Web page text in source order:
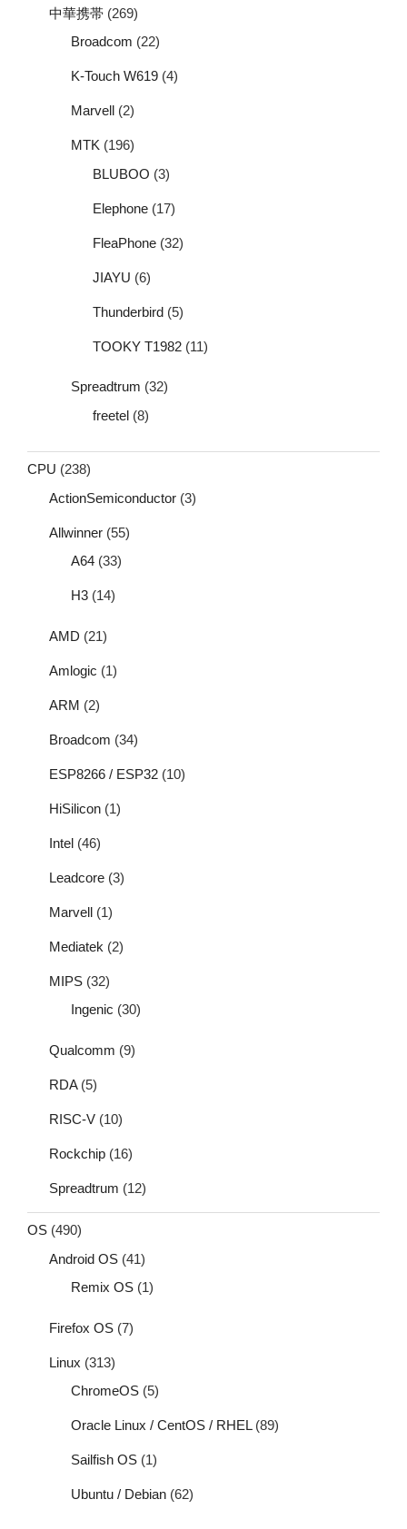
中華携帯 (269)
Broadcom (22)
K-Touch W619 (4)
Marvell (2)
MTK (196)
BLUBOO (3)
Elephone (17)
FleaPhone (32)
JIAYU (6)
Thunderbird (5)
TOOKY T1982 (11)
Spreadtrum (32)
freetel (8)
CPU (238)
ActionSemiconductor (3)
Allwinner (55)
A64 (33)
H3 (14)
AMD (21)
Amlogic (1)
ARM (2)
Broadcom (34)
ESP8266 / ESP32 (10)
HiSilicon (1)
Intel (46)
Leadcore (3)
Marvell (1)
Mediatek (2)
MIPS (32)
Ingenic (30)
Qualcomm (9)
RDA(5)
RISC-V (10)
Rockchip (16)
Spreadtrum (12)
OS (490)
Android OS (41)
Remix OS (1)
Firefox OS (7)
Linux (313)
ChromeOS (5)
Oracle Linux / CentOS / RHEL(89)
Sailfish OS (1)
Ubuntu / Debian (62)